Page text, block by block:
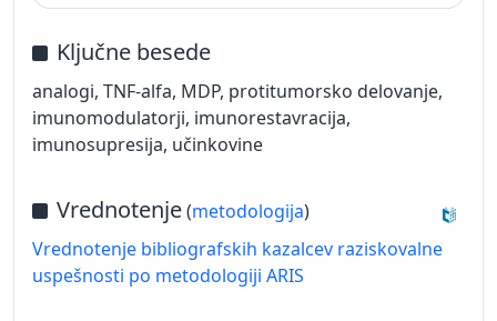
Ključne besede
analogi, TNF-alfa, MDP, protitumorsko delovanje,
imunomodulatorji, imunorestavracija,
imunosupresija, učinkovine
Vrednotenje(metodologija)
Vrednotenje bibliografskih kazalcev raziskovalne
uspešnosti po metodologiji ARIS